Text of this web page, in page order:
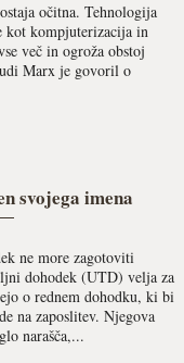
oči­tna. Tehnologija
kot kompjuterizacija in
več in ogroža obstoj
Marx je govoril o
svojega imena
ne more zagotoviti
dohodek (UTD) velja za
o rednem dohodku, ki bi
na zaposlitev. Njegova
narašča,...